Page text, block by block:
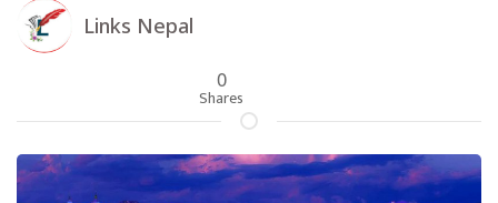
Links Nepal
0
Shares